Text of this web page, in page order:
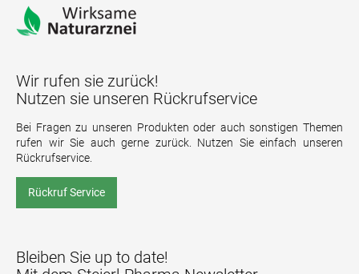
Wir rufen sie zurück!
Nutzen sie unseren Rückrufservice
Bei Fragen zu unseren Produkten oder auch sonstigen Themen
rufen wir Sie auch gerne zurück. Nutzen Sie einfach unseren
Rückrufservice.
Rückruf Service
Bleiben Sie up to date!